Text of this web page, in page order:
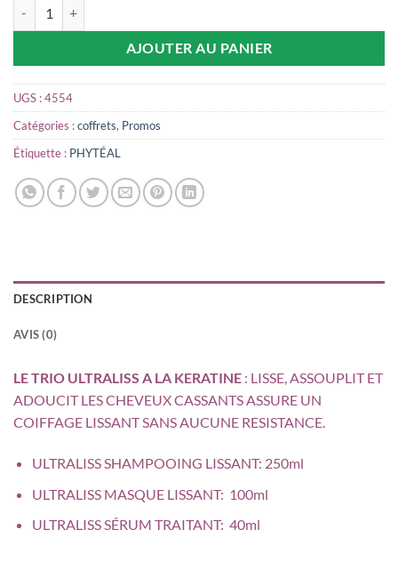
AJOUTER AU PANIER
UGS :4554
Catégories :coffrets, Promos
Étiquette : PHYTÉAL
DESCRIPTION
AVIS (0)
LE TRIO ULTRALISS A LA KERATINE : LISSE, ASSOUPLIT ET
ADOUCIT LES CHEVEUX CASSANTS ASSURE UN
COIFFAGE LISSANT SANS AUCUNE RESISTANCE.
ULTRALISS SHAMPOOING LISSANT: 250ml
ULTRALISS MASQUE LISSANT: 100ml
ULTRALISS SÉRUM TRAITANT: 40ml